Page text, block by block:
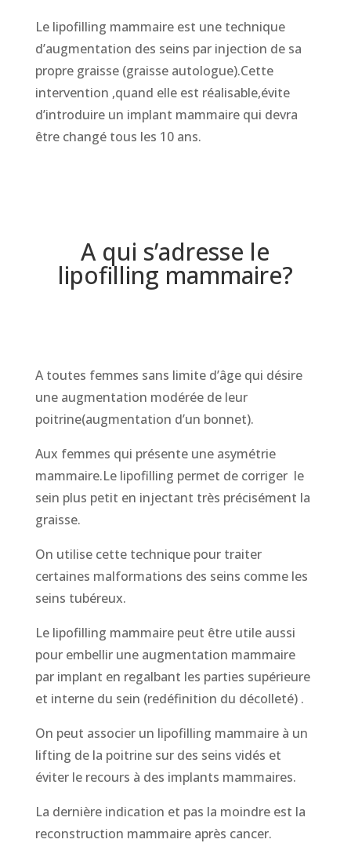
Le lipofilling mammaire est une technique
d’augmentation des seins par injection de sa
propre graisse (graisse autologue).Cette
intervention ,quand elle est réalisable,évite
d’introduire un implant mammaire qui devra
être changé tous les 10 ans.
A qui s’adresse le
lipofilling mammaire?
A toutes femmes sans limite d’âge qui désire
une augmentation modérée de leur
poitrine(augmentation d’un bonnet).
Aux femmes qui présente une asymétrie
mammaire.Le lipofilling permet de corriger le
sein plus petit en injectant très précisément la
graisse.
On utilise cette technique pour traiter
certaines malformations des seins comme les
seins tubéreux.
Le lipofilling mammaire peut être utile aussi
pour embellir une augmentation mammaire
par implant en regalbant les parties supérieure
et interne du sein (redéfinition du décolleté) .
On peut associer un lipofilling mammaire à un
lifting de la poitrine sur des seins vidés et
éviter le recours à des implants mammaires.
La dernière indication et pas la moindre est la
reconstruction mammaire après cancer.